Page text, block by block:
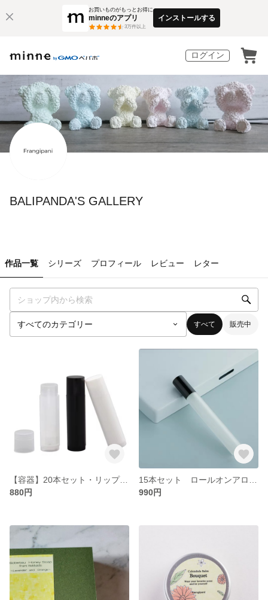
お買いものがもっとお得に
minneのアプリ
3万件以上
インストールする
ログイン
BALIPANDA'S GALLERY
作品一覧 シリーズ プロフィール レビュー レター
すべて 販売中
【容器】20本セット・リップクリーム容器 黒
880円
990円